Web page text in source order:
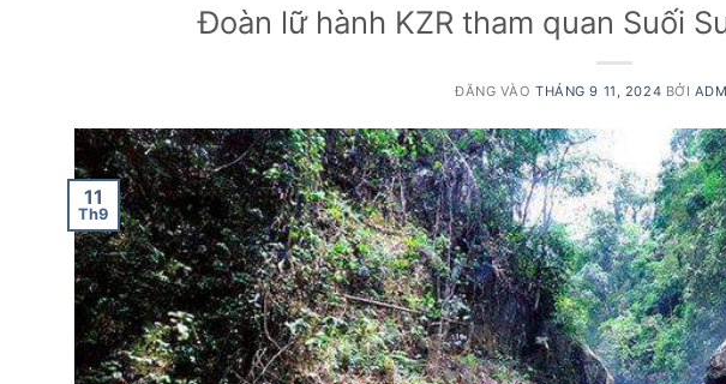
Đoàn lữ hành KZR tham quan Suối
ĐĂNG VÀOTHÁNG 9 11, 2024 BỞI
11
Th9